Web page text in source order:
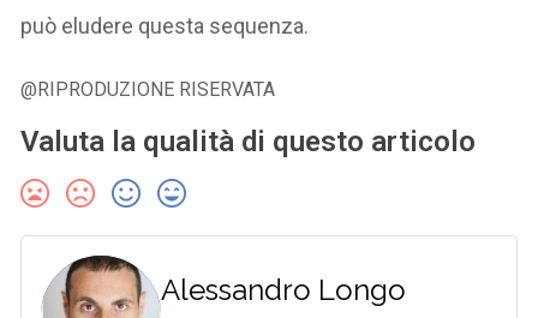
può eludere questa sequenza.
@RIPRODUZIONE RISERVATA
Valuta la qualità di questo articolo
Alessandro Longo